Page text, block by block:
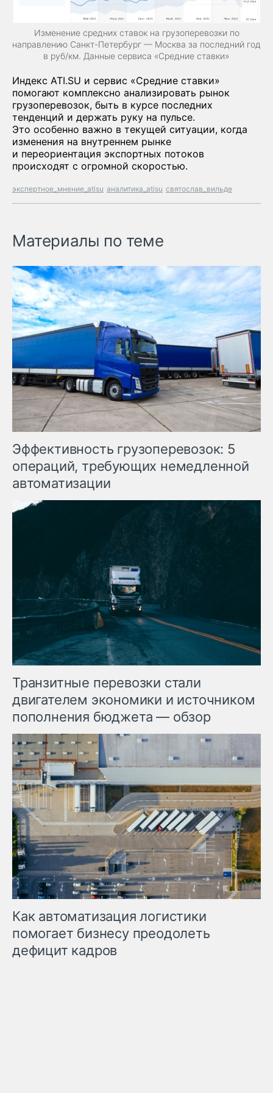
Изменение средних ставок на грузоперевозки по
направлению Санкт-Петербург — Москва за последний год
в руб/км. Данные сервиса «Средние ставки»
Индекс ATI.SU и сервис «Средние ставки»
помогают комплексно анализировать рынок
грузоперевозок, быть в курсе последних
тенденций и держать руку на пульсе.
Это особенно важно в текущей ситуации, когда
изменения на внутреннем рынке
и переориентация экспортных потоков
происходят с огромной скоростью.
экспертное_мнение_atisu аналитика_atisu святослав_вильде
Материалы по теме
Эффективность грузоперевозок: 5
операций, требующих немедленной
автоматизации
Транзитные перевозки стали
двигателем экономики и источником
пополнения бюджета — обзор
Как автоматизация логистики
помогает бизнесу преодолеть
дефицит кадров